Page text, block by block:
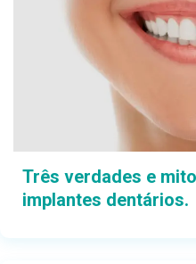
Três verdades e
implantes dentários.